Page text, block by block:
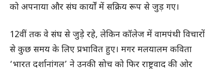
को अपनाया और संघ कार्यों में सक्रिय रूप से जुड़ गए।
12वीं तक वे संघ से जुड़े रहे, लेकिन कॉलेज में वामपंथी विचारों
से कुछ समय के लिए प्रभावित हुए। मगर मलयालम कविता
‘भारत दर्शानांगल’ ने उनकी सोच को फिर राष्ट्रवाद की ओर